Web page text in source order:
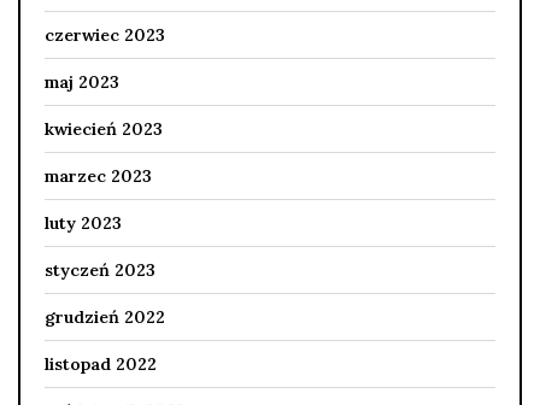
czerwiec 2023
maj 2023
kwiecień 2023
marzec 2023
luty 2023
styczeń 2023
grudzień 2022
listopad 2022